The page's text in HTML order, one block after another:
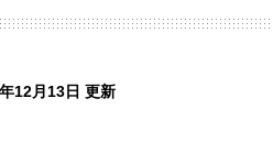
12月13日 更新